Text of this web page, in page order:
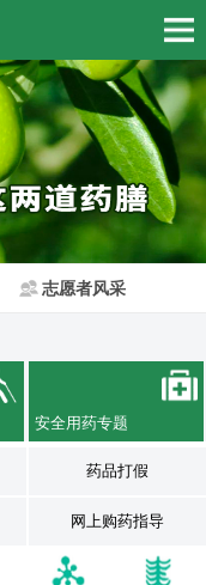
志愿者风采
安全用药专题
药品打假
网上购药指导